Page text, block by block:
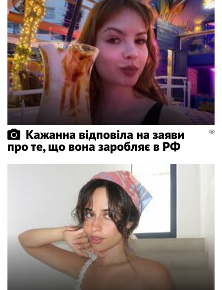
Кажанна відповіла на заяви
про те, що вона заробляє в РФ